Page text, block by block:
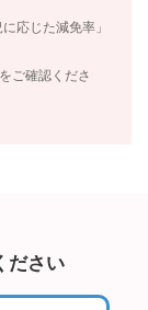
応じた減免率」
ご確認くださ
ださい